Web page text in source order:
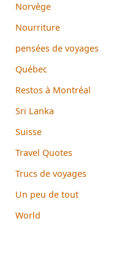
Norvège
Nourriture
pensées de voyages
Québec
Restos à Montréal
Sri Lanka
Suisse
Travel Quotes
Trucs de voyages
Un peu de tout
World